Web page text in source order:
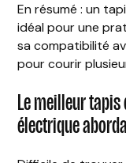
En résumé : un
idéal pour une
sa compatibilité
pour courir
Le meilleur
électrique